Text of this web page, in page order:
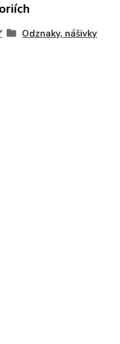
Odznaky, nášivky